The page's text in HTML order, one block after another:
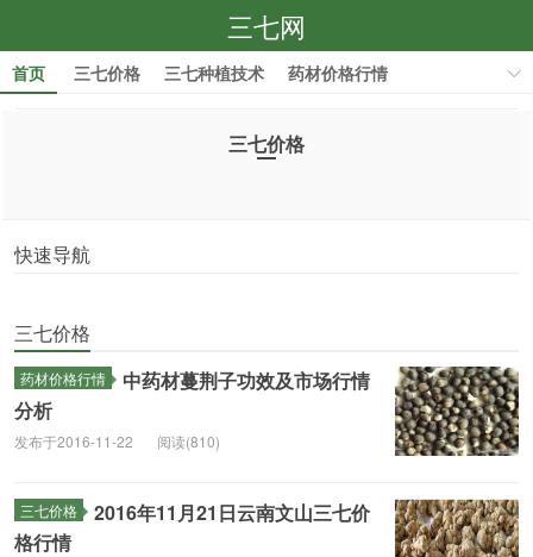
三七网
首页 三七价格 三七种植技术
药材价格行情
三七价格
快速导航
三七价格
药材价格行情
中药材蔓荆子功效及市场行情
分析
发布于2016-11-22 阅读(810)
三七价格
2016年11月21日云南文山三七价
格行情